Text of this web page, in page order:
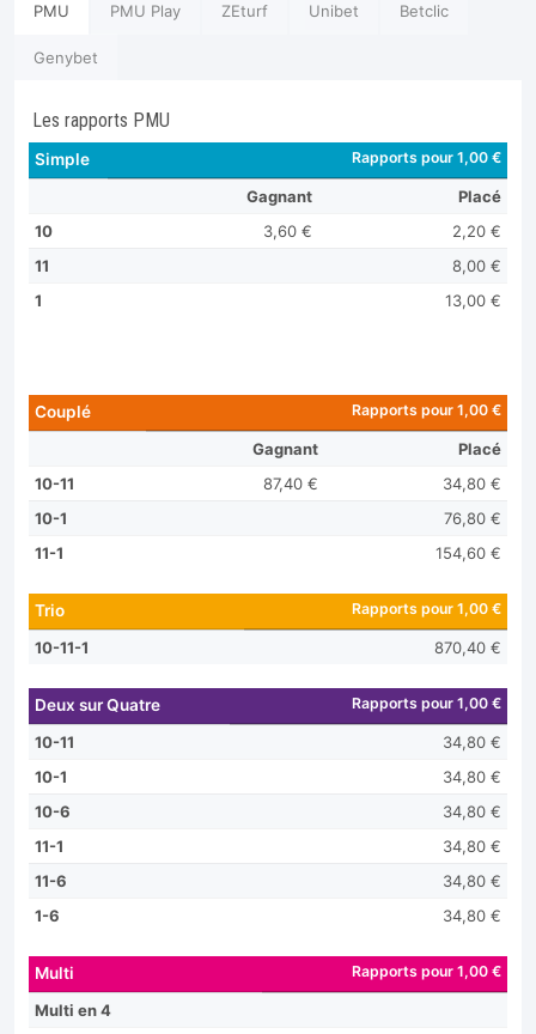
PMU PMU Play ZEturf Unibet Betclic
Genybet
Les rapports PMU
Simple Rapports pour 1,00 €
Gagnant
Placé
10
3,60 €
2,20 €
11
8,00 €
1
13,00 €
Couplé Rapports pour 1,00 €
Gagnant
Placé
10-11
87,40 €
34,80 €
10-1
76,80 €
11-1
154,60 €
Trio Rapports pour 1,00 €
10-11-1 870,40 €
Deux sur Quatre Rapports pour 1,00 €
10-11
34,80 €
10-1
34,80 €
10-6
34,80 €
11-1
34,80 €
11-6
34,80 €
1-6
34,80 €
Multi Rapports pour 1,00 €
Multi en 4